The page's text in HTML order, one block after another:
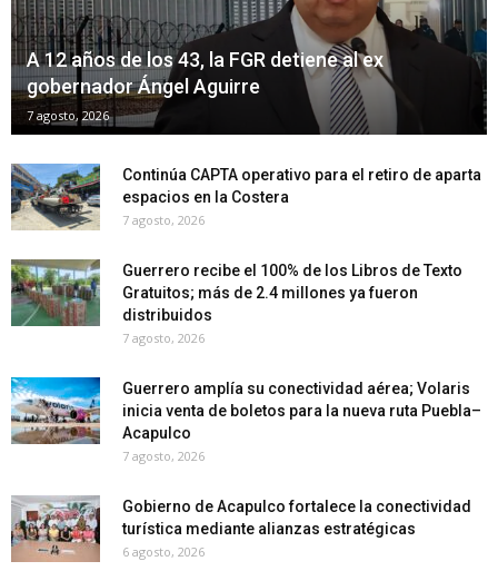
A 12 años de los 43, la FGR detiene al ex
gobernador Ángel Aguirre
7 agosto, 2026
Continúa CAPTA operativo para el retiro de aparta
espacios en la Costera
7 agosto, 2026
Guerrero recibe el 100% de los Libros de Texto
Gratuitos; más de 2.4 millones ya fueron
distribuidos
7 agosto, 2026
Guerrero amplía su conectividad aérea; Volaris
inicia venta de boletos para la nueva ruta Puebla–
Acapulco
7 agosto, 2026
Gobierno de Acapulco fortalece la conectividad
turística mediante alianzas estratégicas
6 agosto, 2026